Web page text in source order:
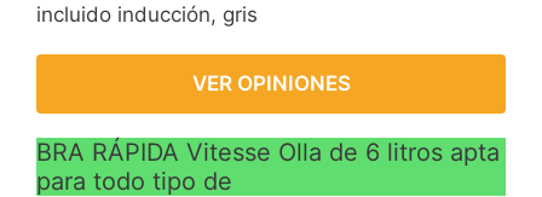
incluido inducción, gris
VER OPINIONES
BRA RÁPIDA Vitesse Olla de 6 litros apta
para todo tipo de